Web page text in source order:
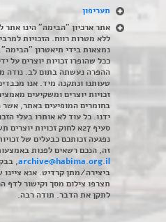
תעריפון
אתר ארכיון "הבימה" הינו אתר
ללא מטרות רווח. הזכויות
נמצאות בידי תיאטרון "הבימה".
ככל שהופרו זכויות יוצרים על
ההפרה נעשתה בתום לב. נודה
טעותנו ונתקנה מיד. אנו
זכויות יוצרים ומשקיעים
בחומרים המופיעים באתר, אשר
ידנו. כל עוד לא אותרו בעלי
נפגעה זכותכם כבעלים של
זה, הנכם רשאים לפנות
archive@habima.org.il
,
ביצירה/מתן קרדיט. אנא ציינו
תצרפו צילום מסך וקישור לדף
לתקן את הדבר. תודה רבה.